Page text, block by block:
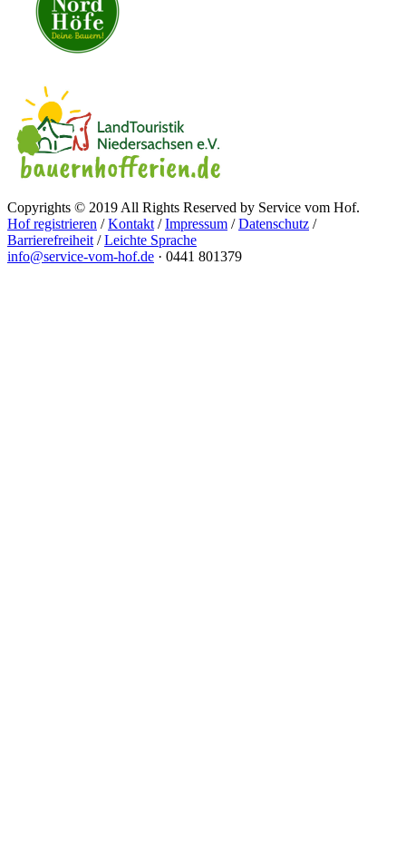
Copyrights © 2019 All Rights Reserved by Service vom Hof.
Hof registrieren /Kontakt /Impressum /Datenschutz /
Barrierefreiheit /Leichte Sprache
info@service-vom-hof.de · 0441 801379